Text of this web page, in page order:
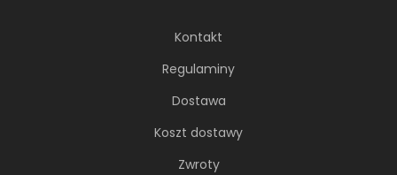
Kontakt
Regulaminy
Dostawa
Koszt dostawy
Zwroty